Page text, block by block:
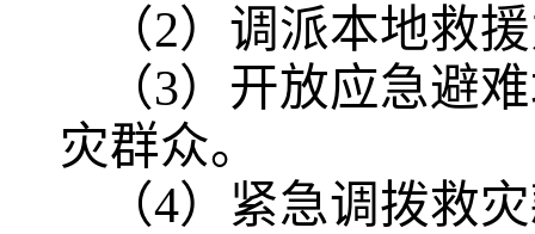
（2）调派本地救
（3）开放应急避
灾群众。
（4）紧急调拨救